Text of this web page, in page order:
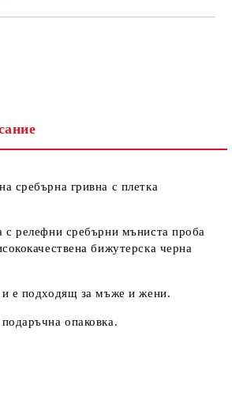
сребърна гривна с плетка
с релефни сребърни мъниста проба
бижутерска черна
е подходящ за мъже и жени.
опаковка.